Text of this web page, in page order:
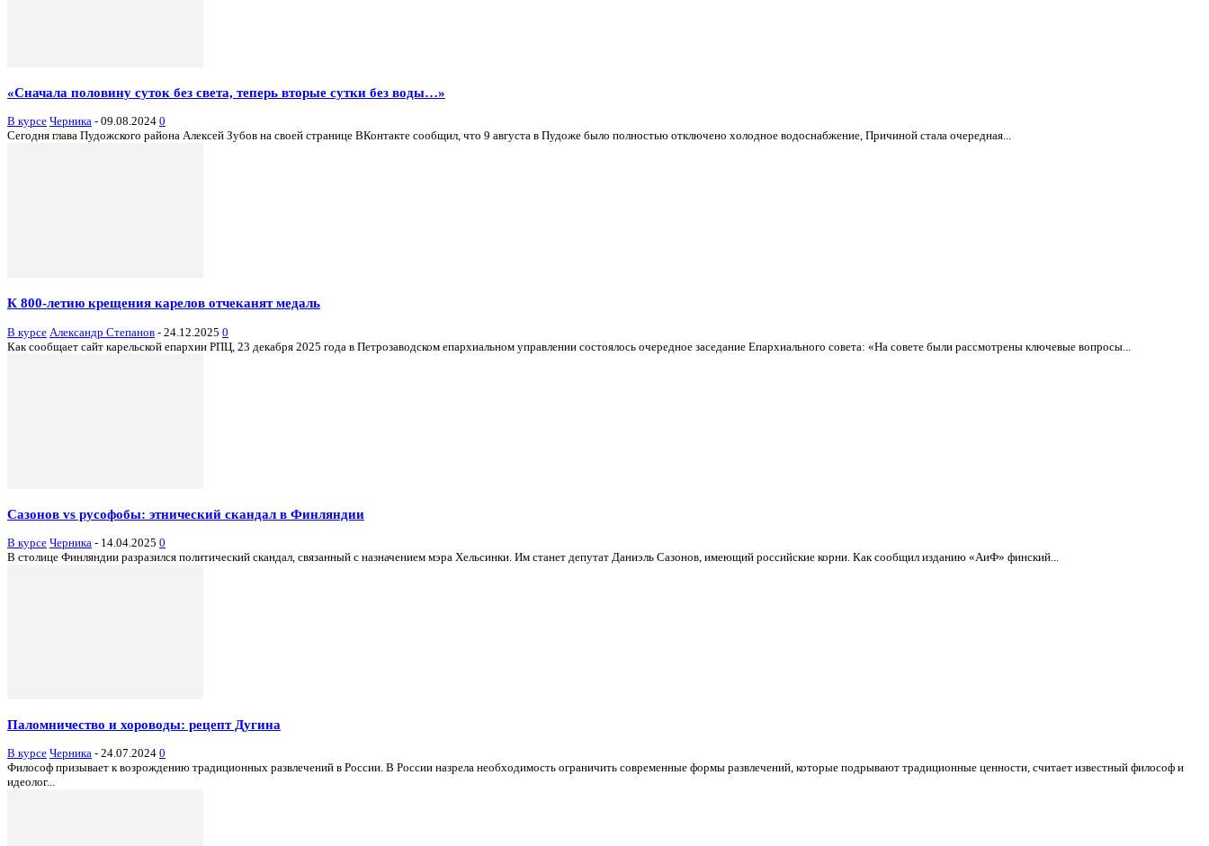
«Сначала половину суток без света, теперь вторые сутки без воды…»
В курсе Черника - 09.08.2024 0
Сегодня глава Пудожского района Алексей Зубов на своей странице ВКонтакте сообщил, что 9 августа в Пудоже было полностью отключено холодное водоснабжение, Причиной стала очередная...
К 800-летию крещения карелов отчеканят медаль
В курсе Александр Степанов - 24.12.2025 0
Как сообщает сайт карельской епархии РПЦ, 23 декабря 2025 года в Петрозаводском епархиальном управлении состоялось очередное заседание Епархиального совета: «На совете были рассмотрены ключевые вопросы...
Сазонов vs русофобы: этнический скандал в Финляндии
В курсе Черника - 14.04.2025 0
В столице Финляндии разразился политический скандал, связанный с назначением мэра Хельсинки. Им станет депутат Даниэль Сазонов, имеющий российские корни. Как сообщил изданию «АиФ» финский...
Паломничество и хороводы: рецепт Дугина
В курсе Черника - 24.07.2024 0
Философ призывает к возрождению традиционных развлечений в России. В России назрела необходимость ограничить современные формы развлечений, которые подрывают традиционные ценности, считает известный философ и
идеолог...